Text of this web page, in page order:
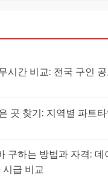
시간 비교: 전국 구인
곳 찾기: 지역별 파트
구하는 방법과 자격: 데
급 비교